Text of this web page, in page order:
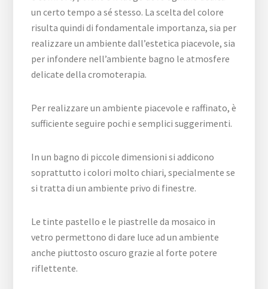
un certo tempo a sé stesso. La scelta del colore
risulta quindi di fondamentale importanza, sia per
realizzare un ambiente dall’estetica piacevole, sia
per infondere nell’ambiente bagno le atmosfere
delicate della cromoterapia.
Per realizzare un ambiente piacevole e raffinato, è
sufficiente seguire pochi e semplici suggerimenti.
In un bagno di piccole dimensioni si addicono
soprattutto i colori molto chiari, specialmente se
si tratta di un ambiente privo di finestre.
Le tinte pastello e le piastrelle da mosaico in
vetro permettono di dare luce ad un ambiente
anche piuttosto oscuro grazie al forte potere
riflettente.